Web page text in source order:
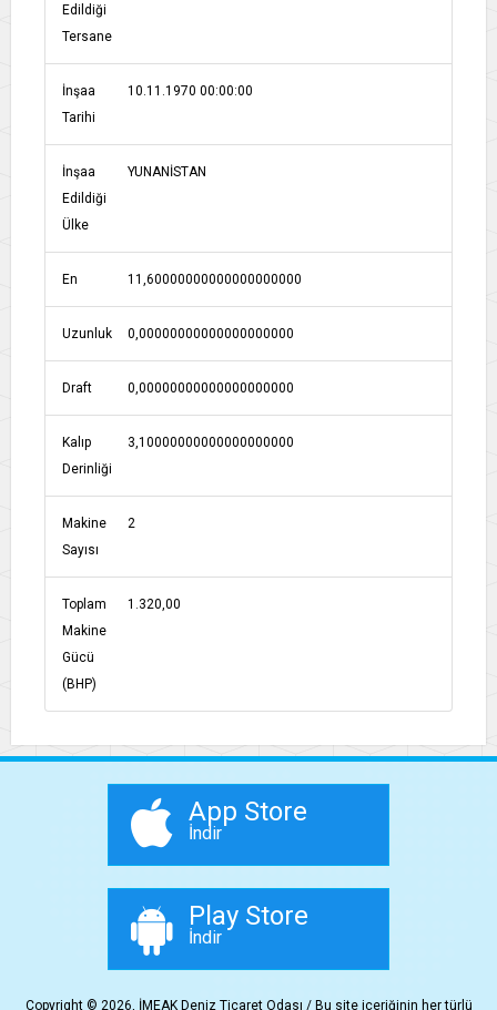
Edildiği
Tersane
İnşaa
Tarihi
10.11.1970 00:00:00
İnşaa
Edildiği
Ülke
YUNANİSTAN
En 11,60000000000000000000
Uzunluk 0,00000000000000000000
Draft 0,00000000000000000000
Kalıp
Derinliği
3,10000000000000000000
Makine
Sayısı
2
Toplam
Makine
Gücü
(BHP)
1.320,00
App Store
İndir
Play Store
İndir
Copyright © 2026, İMEAK Deniz Ticaret Odası / Bu site içeriğinin her türlü